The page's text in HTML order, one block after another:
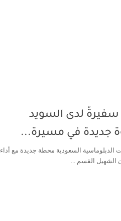
لدى السويد
جديدة في مسيرة...
السعودية محطة جديدة مع أداء
الشهيل القسم ...